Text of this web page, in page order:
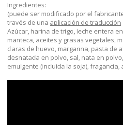
Ingredientes:
(puede ser modificado por el
través de una aplicación de traducción
Azúcar, harina de trigo, leche entera
manteca, aceites y grasas vegetales,
claras de huevo, margarina, pasta de
desnatada en polvo, sal, nata en polvo,
emulgente (incluida la soja), fragancia,